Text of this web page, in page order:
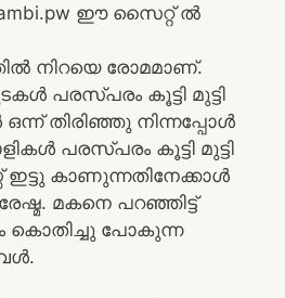
ഈ സൈറ്റ് ൽ
നിറയെ രോമമാണ്.
പരസ്പരം കൂട്ടി മുട്ടി
തിരിഞ്ഞു നിന്നപ്പോൾ
പരസ്പരം കൂട്ടി മുട്ടി
കാണുന്നതിനേക്കാൾ
മകനെ പറഞ്ഞിട്ട്
കൊതിച്ചു പോകുന്ന